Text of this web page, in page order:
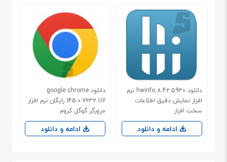
دانلود hwinfo 8.42.5930 نرم
افزار نمایش دقیق اطلاعات
سخت افزار
ادامه و دانلود
دانلود google chrome
145.0.7632.117 رایگان نرم افزار
مرورگر گوگل کروم
ادامه و دانلود